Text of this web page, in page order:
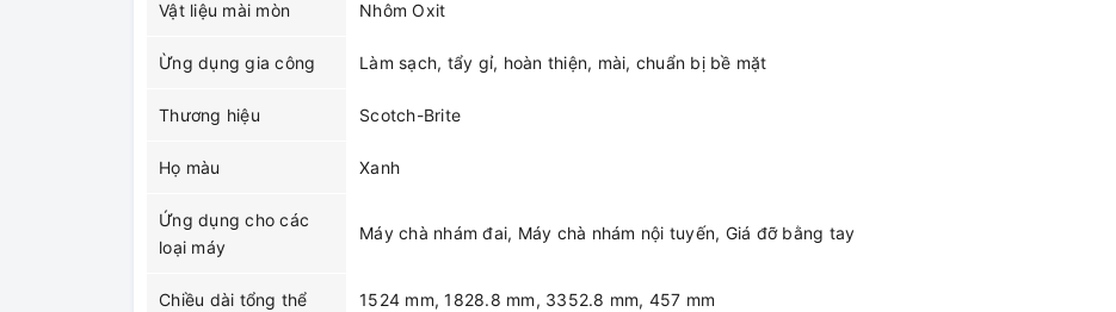
Vật liệu mài mòn Nhôm Oxit
Ừng dụng gia công Làm sạch, tẩy gỉ, hoàn thiện, mài, chuẩn bị bề mặt
Thương hiệu Scotch-Brite
Họ màu Xanh
Ứng dụng cho các
loại máy
Máy chà nhám đai, Máy chà nhám nội tuyến, Giá đỡ bằng tay
Chiều dài tổng thể 1524 mm, 1828.8 mm, 3352.8 mm, 457 mm